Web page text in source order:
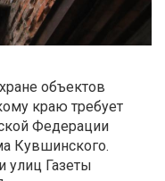
объектов
краю требует
Федерации
Кувшинского.
улиц Газеты